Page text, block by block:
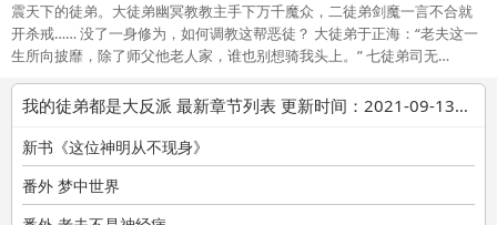
震天下的徒弟。大徒弟幽冥教教主手下万千魔众，二徒弟剑魔一言不合就
开杀戒…… 没了一身修为，如何调教这帮恶徒？ 大徒弟于正海：“老夫这一
生所向披靡，除了师父他老人家，谁也别想骑我头上。” 七徒弟司无
的话，做个好人。” 书友群：586414482欢迎来聊天打屁。简介无力。请看
我的徒弟都是大反派 最新章节列表 更新时间：2021-09-13T13:24:37
新书《这位神明从不现身》
番外 梦中世界